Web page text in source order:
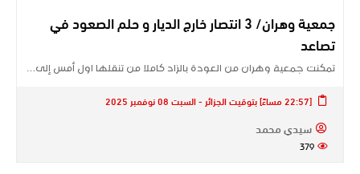
جمعية وهران/ 3 انتصار خارج الديار و حلم الصعود في
تصاعد
تمكنت جمعية وهران من العودة بالزاد كاملا من تنقلها اول أمس إلى…
[22:57 مساءً] بتوقيت الجزائر - السبت 08 نوفمبر 2025
سيدي محمد
379